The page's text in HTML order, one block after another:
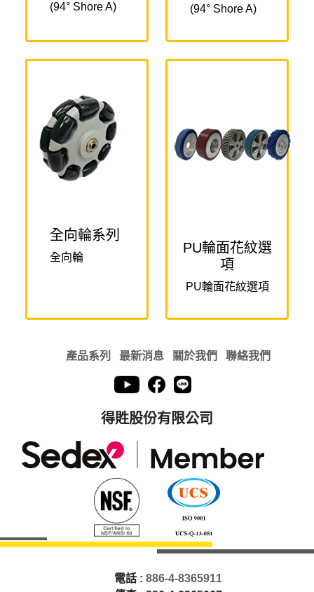
(94° Shore A)
(94° Shore A)
全向輪系列
全向輪
PU輪面花紋選
項
PU輪面花紋選項
產品系列 最新消息 關於我們 聯絡我們
得貹股份有限公司
電話 : 886-4-8365911